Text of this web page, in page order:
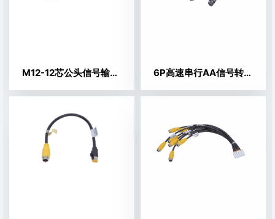
M12-12芯公头信号输入线 6P高速串行AA信号转接线